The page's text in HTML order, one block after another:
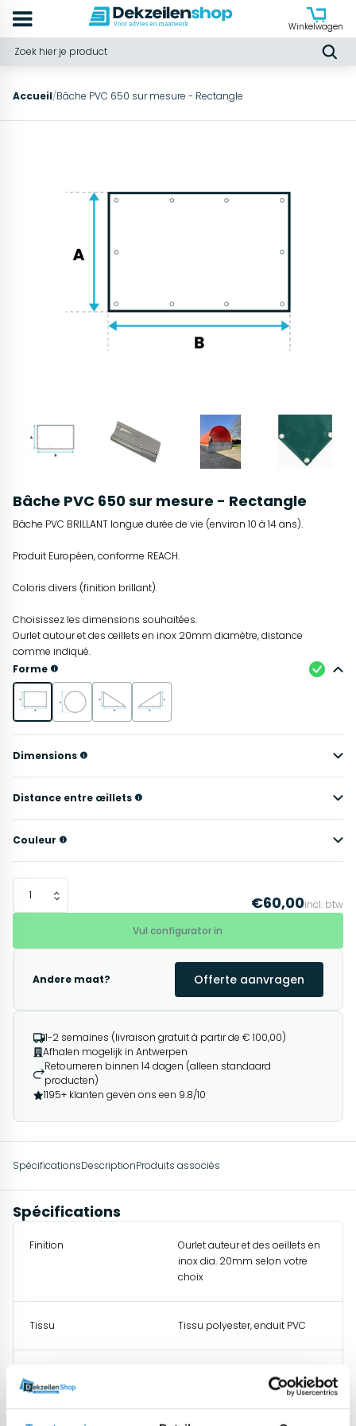
Winkelwagen
Accueil/Bâche PVC 650 sur mesure - Rectangle
Bâche PVC 650 sur mesure - Rectangle
Bâche PVC BRILLANT longue durée de vie (environ 10 à 14 ans).
Produit Européen, conforme REACH.
Coloris divers (finition brillant).
Choisissez les dimensions souhaitées.
Ourlet autour et des œillets en inox 20mm diamètre, distance
comme indiqué.
Forme
Dimensions
Distance entre œillets
Couleur
€60,00incl. btw
Vul configurator in
Andere maat? Offerte aanvragen
1-2 semaines (livraison gratuit à partir de € 100,00)
Afhalen mogelijk in Antwerpen
Retourneren binnen 14 dagen (alleen standaard
producten)
1195+ klanten geven ons een 9.8/10
SpécificationsDescriptionProduits associés
Spécifications
Finition
Ourlet auteur et des oeillets en
inox dia. 20mm selon votre
choix
Tissu Tissu polyester, enduit PVC
L'Europe (donc conforme
REACH et libre de cadmium)